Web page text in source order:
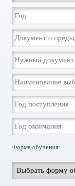
Форма обучения: